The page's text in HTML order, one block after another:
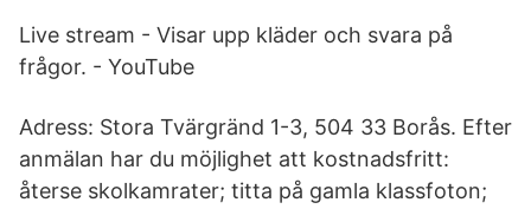
Live stream - Visar upp kläder och svara på
frågor. - YouTube
Adress: Stora Tvärgränd 1-3, 504 33 Borås. Efter
anmälan har du möjlighet att kostnadsfritt:
återse skolkamrater; titta på gamla klassfoton;